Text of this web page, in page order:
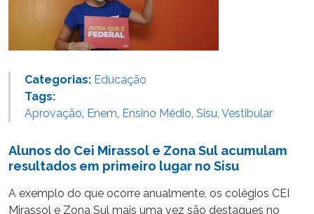
Categorias: Educação
Tags:
Aprovação, Enem, Ensino Médio, Sisu, Vestibular
Alunos do Cei Mirassol e Zona Sul acumulam
resultados em primeiro lugar no Sisu
A exemplo do que ocorre anualmente, os colégios CEI
Mirassol e Zona Sul mais uma vez são destaques no